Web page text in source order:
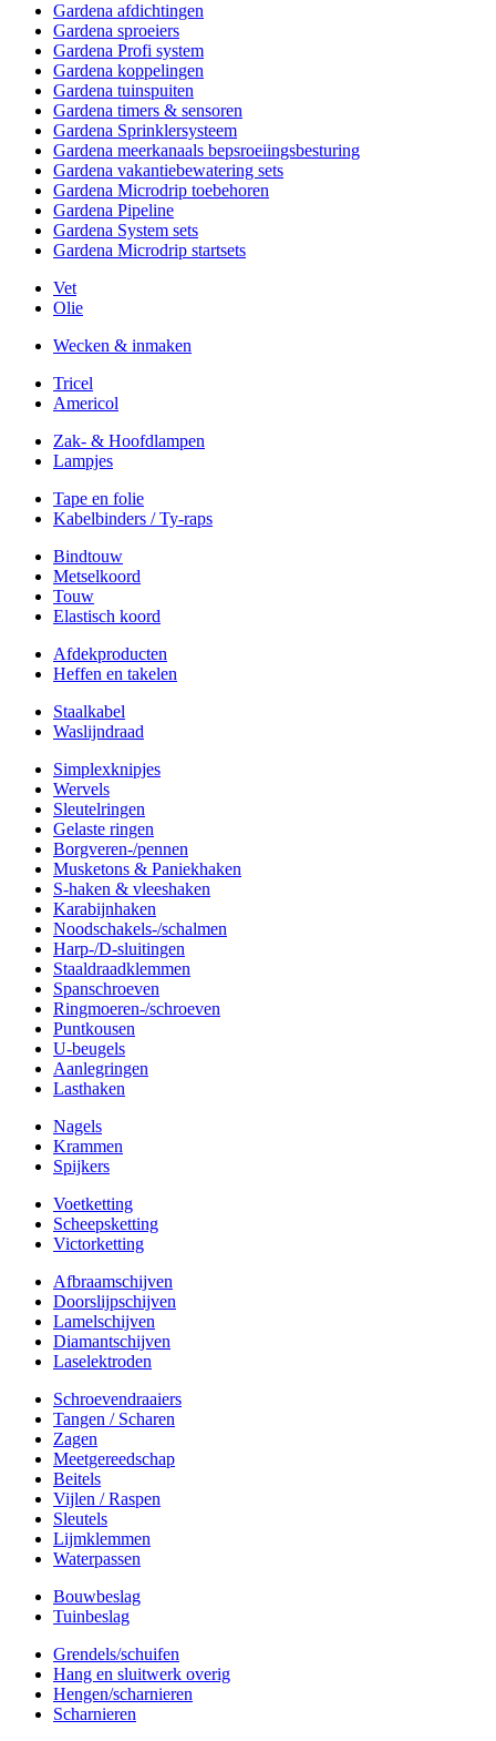
Gardena afdichtingen
Gardena sproeiers
Gardena Profi system
Gardena koppelingen
Gardena tuinspuiten
Gardena timers & sensoren
Gardena Sprinklersysteem
Gardena meerkanaals bepsroeiingsbesturing
Gardena vakantiebewatering sets
Gardena Microdrip toebehoren
Gardena Pipeline
Gardena System sets
Gardena Microdrip startsets
Vet
Olie
Wecken & inmaken
Tricel
Americol
Zak- & Hoofdlampen
Lampjes
Tape en folie
Kabelbinders / Ty-raps
Bindtouw
Metselkoord
Touw
Elastisch koord
Afdekproducten
Heffen en takelen
Staalkabel
Waslijndraad
Simplexknipjes
Wervels
Sleutelringen
Gelaste ringen
Borgveren-/pennen
Musketons & Paniekhaken
S-haken & vleeshaken
Karabijnhaken
Noodschakels-/schalmen
Harp-/D-sluitingen
Staaldraadklemmen
Spanschroeven
Ringmoeren-/schroeven
Puntkousen
U-beugels
Aanlegringen
Lasthaken
Nagels
Krammen
Spijkers
Voetketting
Scheepsketting
Victorketting
Afbraamschijven
Doorslijpschijven
Lamelschijven
Diamantschijven
Laselektroden
Schroevendraaiers
Tangen / Scharen
Zagen
Meetgereedschap
Beitels
Vijlen / Raspen
Sleutels
Lijmklemmen
Waterpassen
Bouwbeslag
Tuinbeslag
Grendels/schuifen
Hang en sluitwerk overig
Hengen/scharnieren
Scharnieren